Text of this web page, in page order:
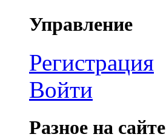
Управление
Регистрация
Войти
Разное на сайте